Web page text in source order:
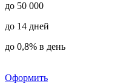
до 50 000
до 14 дней
до 0,8% в день
Оформить